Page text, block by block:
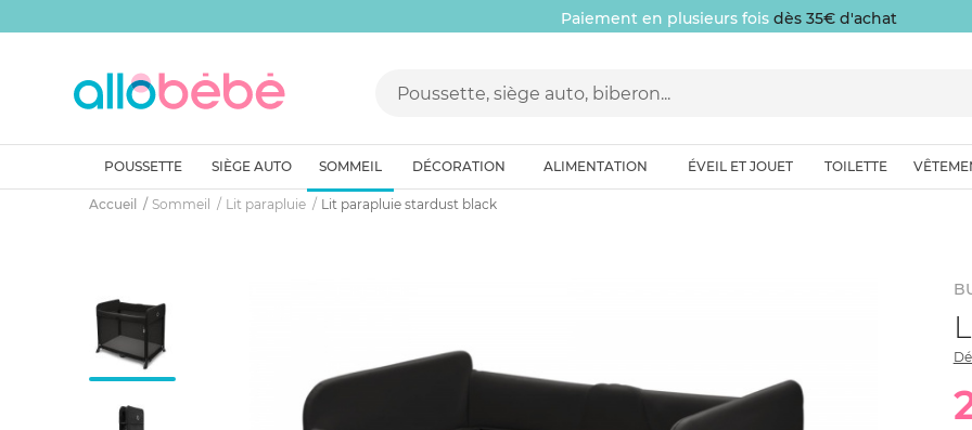
Paiement en plusieurs fois dès 35€ d'achat
POUSSETTE SIÈGE AUTO SOMMEIL DÉCORATION ALIMENTATION ÉVEIL ET JOUET TOILETTE
Accueil Sommeil Lit parapluie Lit parapluie stardust black